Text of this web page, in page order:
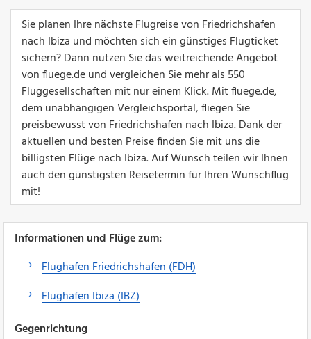
Sie planen Ihre nächste Flugreise von Friedrichshafen
nach Ibiza und möchten sich ein günstiges Flugticket
sichern? Dann nutzen Sie das weitreichende Angebot
von fluege.de und vergleichen Sie mehr als 550
Fluggesellschaften mit nur einem Klick. Mit fluege.de,
dem unabhängigen Vergleichsportal, fliegen Sie
preisbewusst von Friedrichshafen nach Ibiza. Dank der
aktuellen und besten Preise finden Sie mit uns die
billigsten Flüge nach Ibiza. Auf Wunsch teilen wir Ihnen
auch den günstigsten Reisetermin für Ihren Wunschflug
mit!
Informationen und Flüge zum:
Flughafen Friedrichshafen (FDH)
Flughafen Ibiza (IBZ)
Gegenrichtung